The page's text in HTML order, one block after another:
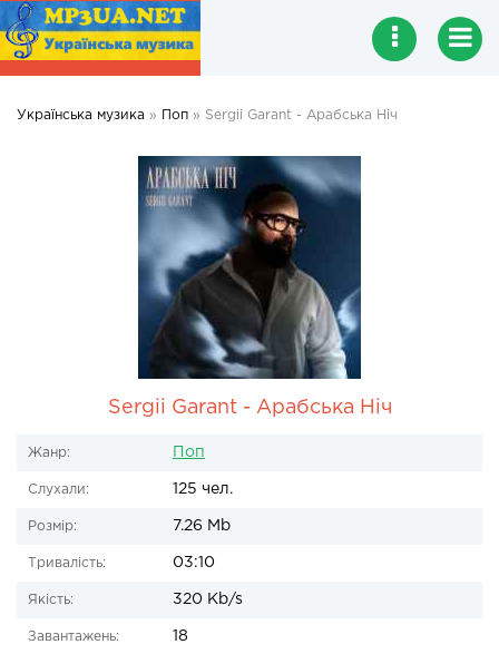
Українська музика » Поп » Sergii Garant - Арабська Ніч
Sergii Garant - Арабська Ніч
Жанр: Поп
Слухали: 125 чел.
Розмір: 7.26 Mb
Тривалість: 03:10
Якість: 320 Kb/s
Завантажень: 18